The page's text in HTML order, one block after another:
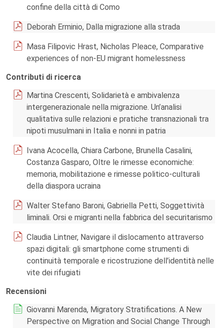
confine della città di Como
Deborah Erminio, Dalla migrazione alla strada
Masa Filipovic Hrast, Nicholas Pleace, Comparative
experiences of non-EU migrant homelessness
Contributi di ricerca
Martina Crescenti, Solidarietà e ambivalenza
intergenerazionale nella migrazione. Un’analisi
qualitativa sulle relazioni e pratiche transnazionali tra
nipoti musulmani in Italia e nonni in patria
Ivana Acocella, Chiara Carbone, Brunella Casalini,
Costanza Gasparo, Oltre le rimesse economiche:
memoria, mobilitazione e rimesse politico-culturali
della diaspora ucraina
Walter Stefano Baroni, Gabriella Petti, Soggettività
liminali. Orsi e migranti nella fabbrica del securitarismo
Claudia Lintner, Navigare il dislocamento attraverso
spazi digitali: gli smartphone come strumenti di
continuità temporale e ricostruzione dell’identità nelle
vite dei rifugiati
Recensioni
Giovanni Marenda, Migratory Stratifications. A New
Perspective on Migration and Social Change Through